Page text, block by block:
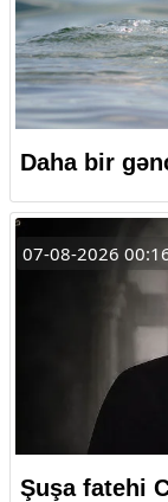
Daha bir
07-08-2026
Şuşa fatehi